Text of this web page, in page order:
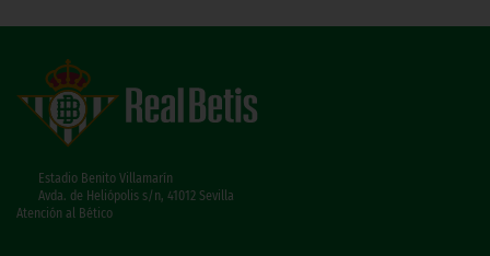
Estadio Benito Villamarín
Avda. de Heliópolis s/n, 41012 Sevilla
Atención al Bético